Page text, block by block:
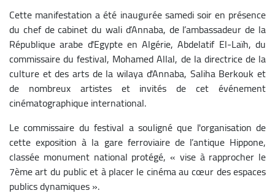
Cette manifestation a été inaugurée samedi soir en présence
du chef de cabinet du wali d’Annaba, de l’ambassadeur de la
République arabe d'Egypte en Algérie, Abdelatif El-Laïh, du
commissaire du festival, Mohamed Allal, de la directrice de la
culture et des arts de la wilaya d'Annaba, Saliha Berkouk et
de nombreux artistes et invités de cet événement
cinématographique international.
Le commissaire du festival a souligné que l'organisation de
cette exposition à la gare ferroviaire de l’antique Hippone,
classée monument national protégé, « vise à rapprocher le
7ème art du public et à placer le cinéma au cœur des espaces
publics dynamiques ».